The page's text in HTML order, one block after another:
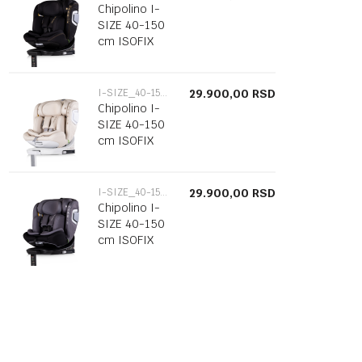
Chipolino I-
SIZE 40-150
cm ISOFIX
blackberry I-SIZE_40-150CM
Chipolino I-
SIZE 40-150
cm ISOFIX
29.900,00 RSD
I-SIZE_40-150CM
Chipolino I-
SIZE 40-150
cm ISOFIX
29.900,00 RSD